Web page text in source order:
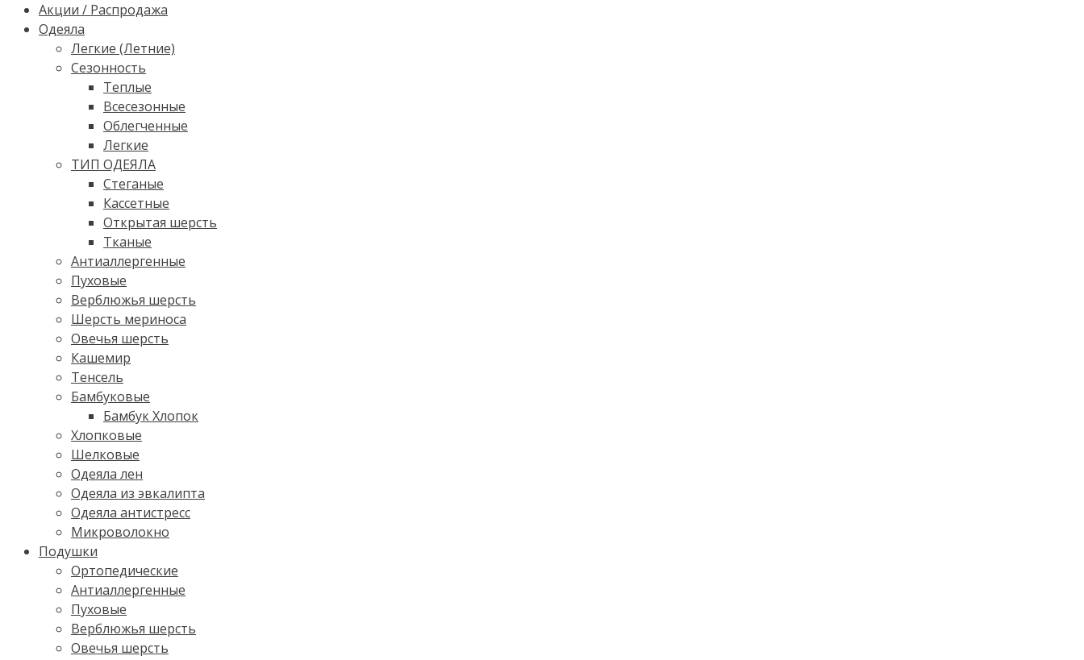
Акции / Распродажа
Одеяла
Легкие (Летние)
Сезонность
Теплые
Всесезонные
Облегченные
Легкие
ТИП ОДЕЯЛА
Стеганые
Кассетные
Открытая шерсть
Тканые
Антиаллергенные
Пуховые
Верблюжья шерсть
Шерсть мериноса
Овечья шерсть
Кашемир
Тенсель
Бамбуковые
Бамбук Хлопок
Хлопковые
Шелковые
Одеяла лен
Одеяла из эвкалипта
Одеяла антистресс
Микроволокно
Подушки
Ортопедические
Антиаллергенные
Пуховые
Верблюжья шерсть
Овечья шерсть